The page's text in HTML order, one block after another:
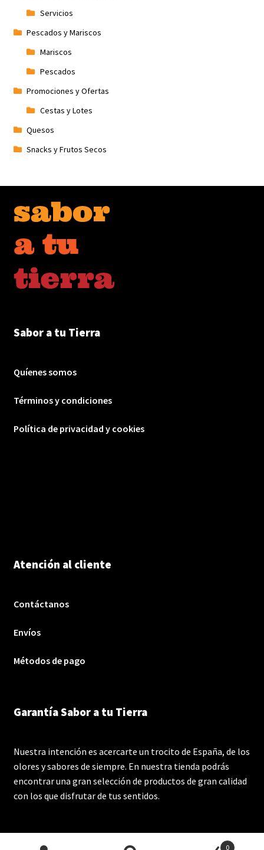
Servicios
Pescados y Mariscos
Mariscos
Pescados
Promociones y Ofertas
Cestas y Lotes
Quesos
Snacks y Frutos Secos
Sabor a tu Tierra
Quíenes somos
Términos y condiciones
Política de privacidad y cookies
Atención al cliente
Contáctanos
Envíos
Métodos de pago
Garantía Sabor a tu Tierra
Nuestra intención es acercarte un trocito de España, de los
olores y sabores de siempre. En nuestra tienda podrás
encontrar una gran selección de productos de gran calidad
con los que disfrutar de tus sentidos.
0